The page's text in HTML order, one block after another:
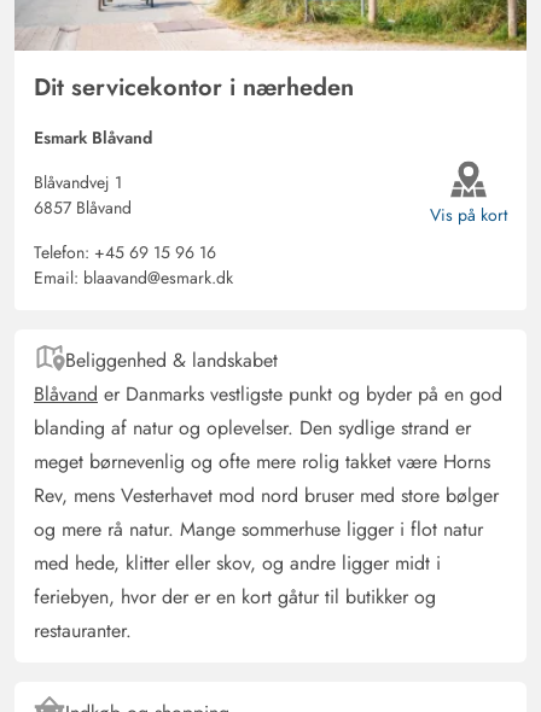
Dit servicekontor i nærheden
Esmark Blåvand
Blåvandvej 1
6857 Blåvand
Telefon: +45 69 15 96 16
Email: blaavand@esmark.dk
Vis på kort
Beliggenhed & landskabet
Blåvand er Danmarks vestligste punkt og byder på en god
blanding af natur og oplevelser. Den sydlige strand er
meget børnevenlig og ofte mere rolig takket være Horns
Rev, mens Vesterhavet mod nord bruser med store bølger
og mere rå natur. Mange sommerhuse ligger i flot natur
med hede, klitter eller skov, og andre ligger midt i
feriebyen, hvor der er en kort gåtur til butikker og
restauranter.